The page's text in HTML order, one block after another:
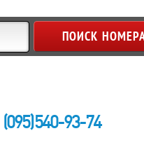
(095) 540-93-74